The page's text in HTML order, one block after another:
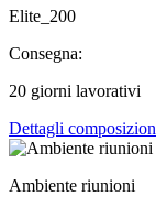
Elite_200
Consegna:
20 giorni lavorativi
Dettagli
Ambiente riunioni